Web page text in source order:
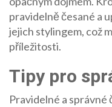
pravidelně česané a
jejich stylingem, což
příležitosti.
Tipy pro
Pravidelné a správné